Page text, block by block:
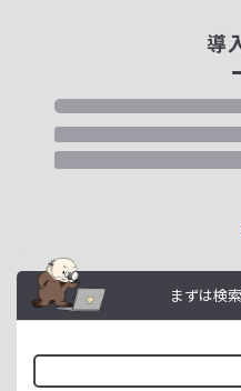
導
まずは検